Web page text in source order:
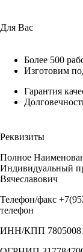
Для Вас
Более 500
Изготовим
Гарантия
Реквизиты
Полное
Индивидуальный
Вячеславович
Телефон/факс
телефон
ИНН/КПП